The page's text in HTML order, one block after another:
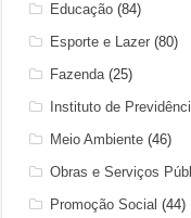
Educação (84)
Esporte e Lazer (80)
Fazenda (25)
Instituto de
Meio Ambiente (46)
Obras e Serviços
Promoção Social (44)